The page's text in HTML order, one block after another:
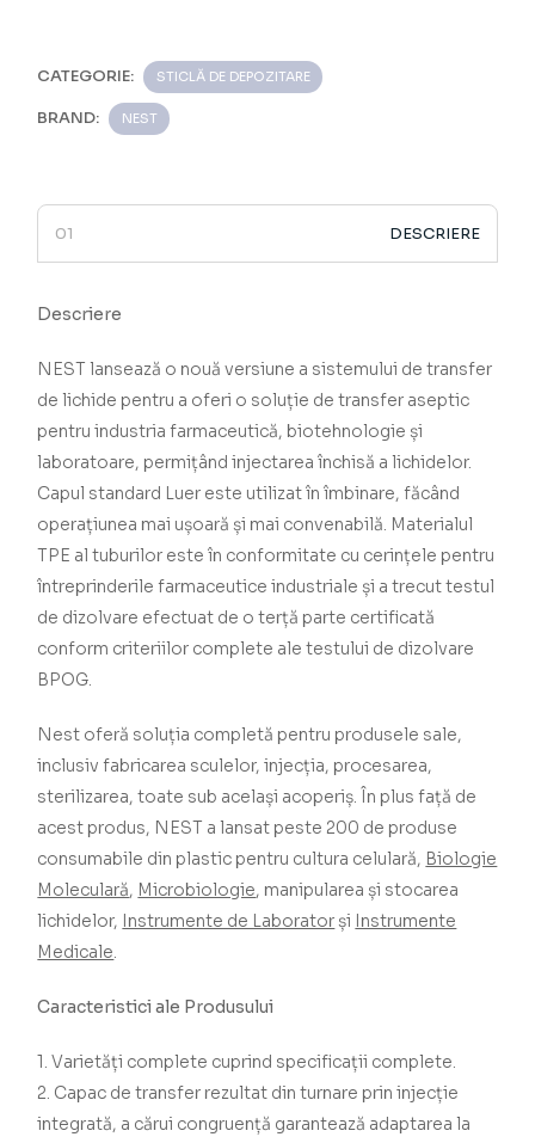
CATEGORIE: STICLĂ DE DEPOZITARE
BRAND: NEST
DESCRIERE
Descriere
NEST lansează o nouă versiune a sistemului de transfer
de lichide pentru a oferi o soluție de transfer aseptic
pentru industria farmaceutică, biotehnologie și
laboratoare, permițând injectarea închisă a lichidelor.
Capul standard Luer este utilizat în îmbinare, făcând
operațiunea mai ușoară și mai convenabilă. Materialul
TPE al tuburilor este în conformitate cu cerințele pentru
întreprinderile farmaceutice industriale și a trecut testul
de dizolvare efectuat de o terță parte certificată
conform criteriilor complete ale testului de dizolvare
BPOG.
Nest oferă soluția completă pentru produsele sale,
inclusiv fabricarea sculelor, injecția, procesarea,
sterilizarea, toate sub același acoperiș.În plus față de
acest produs, NEST a lansat peste 200 de produse
consumabile din plastic pentru cultura celulară, Biologie
Moleculară, Microbiologie, manipularea și stocarea
lichidelor, Instrumente de Laborator și Instrumente
Medicale.
Caracteristici ale Produsului
1. Varietăți complete cuprind specificații complete.
2. Capac de transfer rezultat din turnare prin injecție
integrată, a cărui congruență garantează adaptarea la